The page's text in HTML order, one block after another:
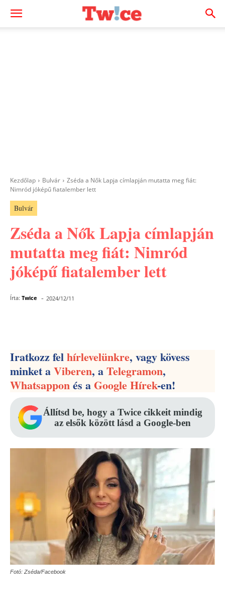
Kezdőlap Bulvár
Zséda a Nők Lapja címlapján mutatta meg fiát:
Nimród jóképű fiatalember lett
Bulvár
Zséda a Nők Lapja címlapján
mutatta meg fiát: Nimród
jóképű fiatalember lett
Írta: Twice - 2024/12/11
Iratkozz felhírlevelünkre, vagy kövess
minket aViberen, aTelegramon,
Whatsapponés aGoogle Hírek-en!
Állítsd be, hogy a Twice cikkeit mindig
az elsők között lásd a Google-ben
Fotó: Zséda/Facebook